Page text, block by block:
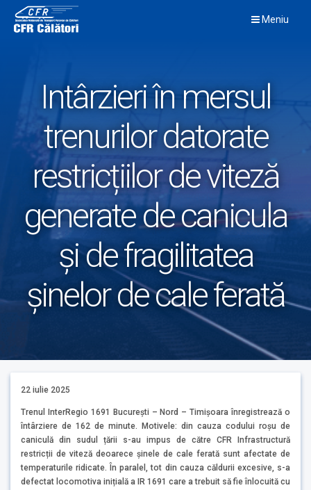
content
Meniu
Intârzieri în mersul
trenurilor datorate
restricțiilor de viteză
generate de canicula
și de fragilitatea
șinelor de cale ferată
22 iulie 2025
Trenul InterRegio 1691 București – Nord – Timișoara înregistrează o
întârziere de 162 de minute. Motivele: din cauza codului roșu de
caniculă din sudul țării s-au impus de către CFR Infrastructură
restricții de viteză deoarece șinele de cale ferată sunt afectate de
temperaturile ridicate. În paralel, tot din cauza căldurii excesive, s-a
defectat locomotiva inițială a IR 1691 care a trebuit să fie înlocuită cu